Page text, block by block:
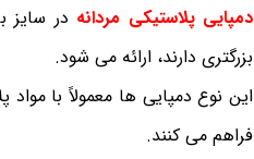
دمپایی پلاستیکی مردانه
بزرگتری دارند، ارائه می شود.
این نوع دمپایی ها معمولاً با
فراهم می کنند.